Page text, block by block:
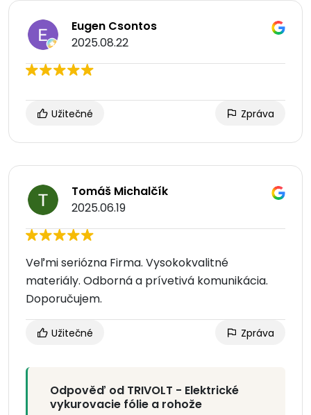
Eugen Csontos
2025.08.22
Užitečné Zpráva
Tomáš Michalčík
2025.06.19
Veľmi seriózna Firma. Vysokokvalitné
materiály. Odborná a prívetivá komunikácia.
Doporučujem.
Užitečné Zpráva
Odpověď od TRIVOLT - Elektrické
vykurovacie fólie a rohože